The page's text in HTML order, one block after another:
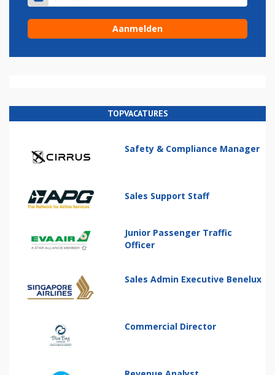
TOPVACATURES
Safety & Compliance Manager
Sales Support Staff
Junior Passenger Traffic
Officer
Sales Admin Executive Benelux
Commercial Director